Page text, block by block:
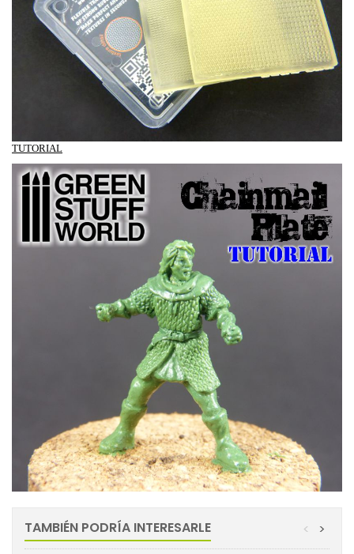
TUTORIAL
TAMBIÉN PODRÍA INTERESARLE >
<